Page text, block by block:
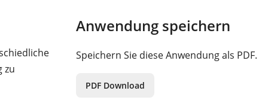
zu
Anwendung speichern
Speichern Sie diese Anwendung als PDF.
PDF Download